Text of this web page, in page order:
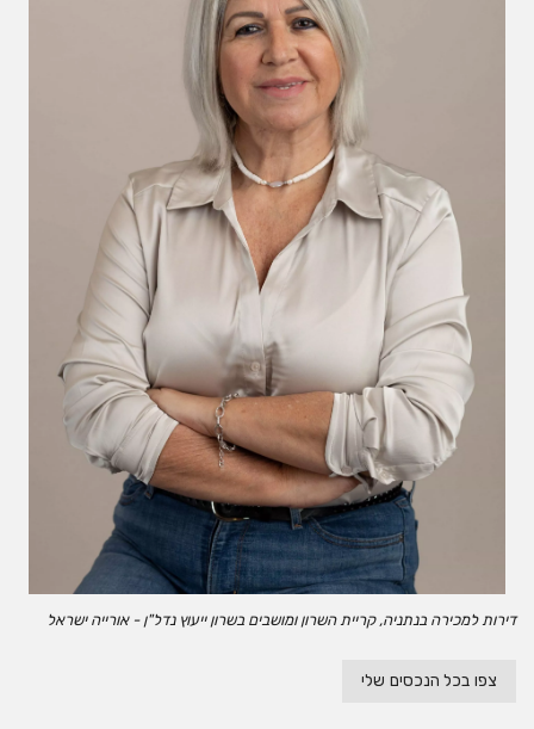
דירות למכירה בנתניה, קריית השרון ומושבים בשרון ייעוץ נדל"ן - אורייה ישראל
צפו בכל הנכסים שלי